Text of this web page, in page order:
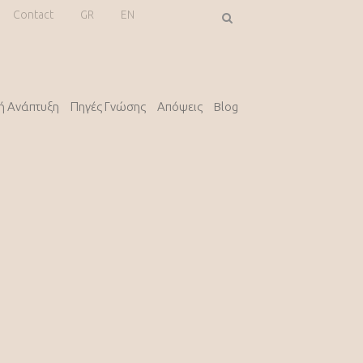
EN
GR
Contact
Ανάπτυξη Πηγές Γνώσης Απόψεις Blog